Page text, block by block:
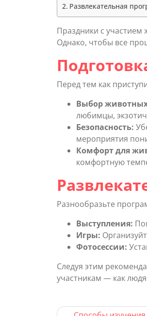
Развлекательная
Праздники с
Однако, чтобы все
Перед тем как
Выбор
любимцы,
Безопасность:
мероприятия
Комфорт для
комфортную
Разнообразьте
Выступления:
Игры:
Фотосессии:
Следуя этим
участникам — как